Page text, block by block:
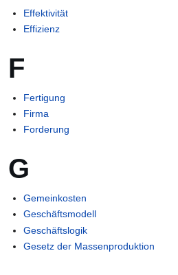
Effektivität
Effizienz
F
Fertigung
Firma
Forderung
G
Gemeinkosten
Geschäftsmodell
Geschäftslogik
Gesetz der Massenproduktion